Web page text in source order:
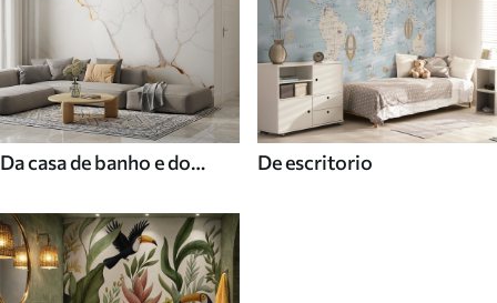
Da casa de banho e do
De escritorio